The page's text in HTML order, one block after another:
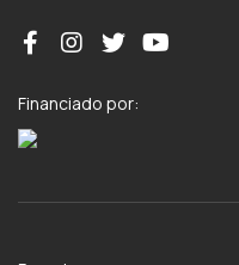
Financiado por: